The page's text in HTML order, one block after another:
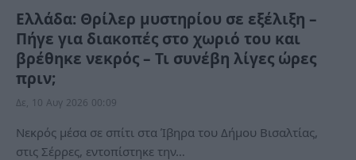
Ελλάδα: Θρίλερ μυστηρίου σε εξέλιξη –
Πήγε για διακοπές στο χωριό του και
βρέθηκε νεκρός – Τι συνέβη λίγες ώρες
πριν;
Δε, 10 Αυγ 2026 00:09
Νεκρός μέσα σε σπίτι στα Ίβηρα του Δήμου Βισαλτίας,
στις Σέρρες, εντοπίστηκε την…